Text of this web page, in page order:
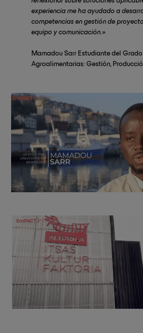
experiencia me ha ayudado a
competencias en gestión de
equipo y comunicación.»
Mamadou Sarr Estudiante del
Agroalimentarias: Gestión,